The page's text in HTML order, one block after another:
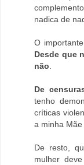
nadica de
O
Desde que
não
De
tenho
críticas
a minha Mãe
De resto,
mulher